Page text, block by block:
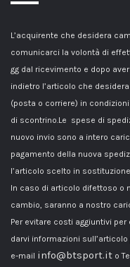
L’acquirente che desidera
comunicarci la volontà di
gg dal ricevimento e dopo
indietro l’articolo che
(posta o corriere) in
di scontrino.Le spese di
nuovo invio sono a intero
pagamento della nuova
l’articolo scelto in
In caso di articolo difettoso o
cambio, saranno a nostro
Per evitare costi aggiuntivi
darvi informazioni
e-mail info@btsport.it o